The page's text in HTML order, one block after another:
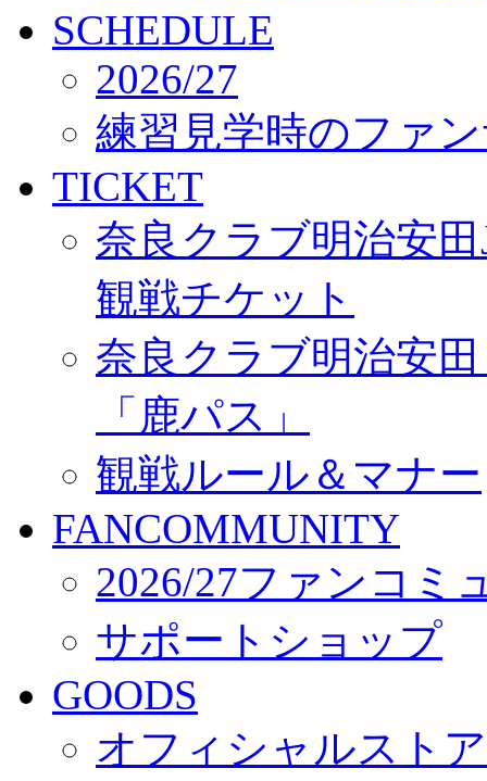
SCHEDULE
2026/27
練習見学時のファ
TICKET
奈良クラブ明治安
観戦チケット
奈良クラブ明治安
「鹿パス」
観戦ルール＆マナー
FANCOMMUNITY
2026/27ファンコミ
サポートショップ
GOODS
オフィシャルスト